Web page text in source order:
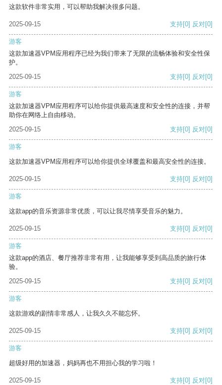
这款软件非常实用，可以帮助我解决很多问题。
2025-09-15 支持[0] 反对[0]
游客
这款加速器VPM应用程序已经为我们带来了无限的流畅体验和安全性保
护。
2025-09-15
支持[0] 反对[0]
游客
这款加速器VPM应用程序可以给你提供最高速度和安全性的连接，并帮
助你在网络上自由移动。
2025-09-15
支持[0] 反对[0]
游客
这款加速器VPM应用程序可以给你提供全球覆盖和最高安全性的连接。
2025-09-15 支持[0] 反对[0]
游客
这款app的音乐资源非常优质，可以让我尽情享受音乐的魅力。
2025-09-15 支持[0] 反对[0]
游客
这款app的酒店、餐厅推荐非常有用，让我能够享受到高品质的旅行体
验。
2025-09-15
支持[0] 反对[0]
游客
这款游戏的剧情非常感人，让我久久不能忘怀。
2025-09-15 支持[0] 反对[0]
游客
超级好用的加速器，妈妈再也不用担心我的学习啦！
2025-09-15 支持[0] 反对[0]